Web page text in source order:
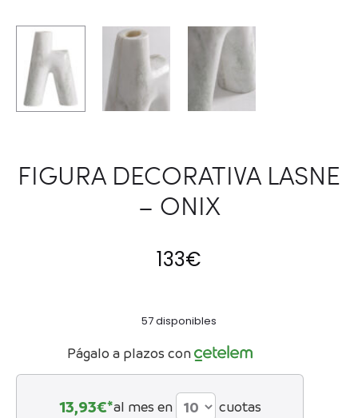
FIGURA DECORATIVA LASNE
– ONIX
133€
57 disponibles
Págalo a plazos con
13,93€*al mes en cuotas